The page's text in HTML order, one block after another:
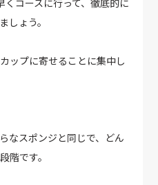
しょう。
ップに寄せることに集中し
なスポンジと同じで、どん
階です。